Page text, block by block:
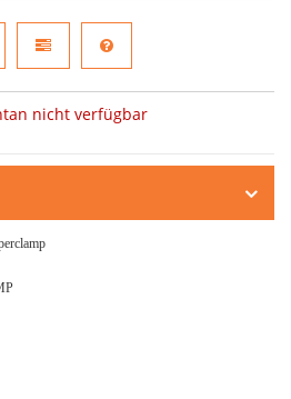
nicht verfügbar